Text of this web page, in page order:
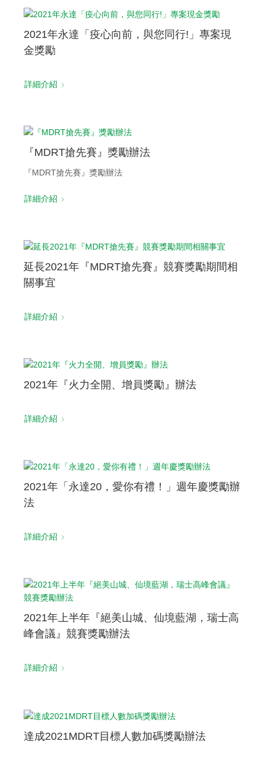
2021年永達「疫心向前，與您同行!」專案現
金獎勵
詳細介紹
『MDRT搶先賽』獎勵辦法
『MDRT搶先賽』獎勵辦法
詳細介紹
延長2021年『MDRT搶先賽』競賽獎勵期間相
關事宜
詳細介紹
2021年『火力全開、增員獎勵』辦法
詳細介紹
2021年「永達20，愛你有禮！」週年慶獎勵辦
法
詳細介紹
2021年上半年『絕美山城、仙境藍湖，瑞士高
峰會議』競賽獎勵辦法
詳細介紹
達成2021MDRT目標人數加碼獎勵辦法